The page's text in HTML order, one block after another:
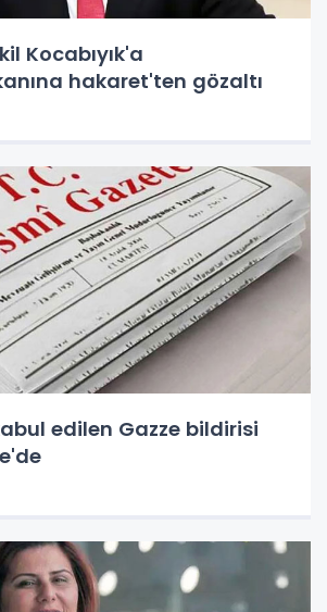
Kocabıyık'a
hakaret'ten gözaltı
edilen Gazze bildirisi